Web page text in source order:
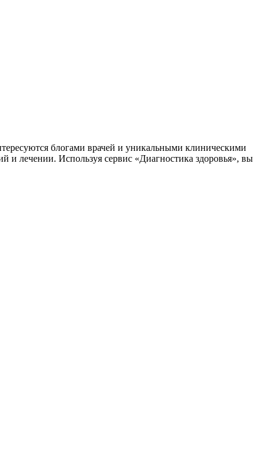
блогами врачей и уникальными клиническими
и лечении. Используя сервис «Диагностика здоровья», вы